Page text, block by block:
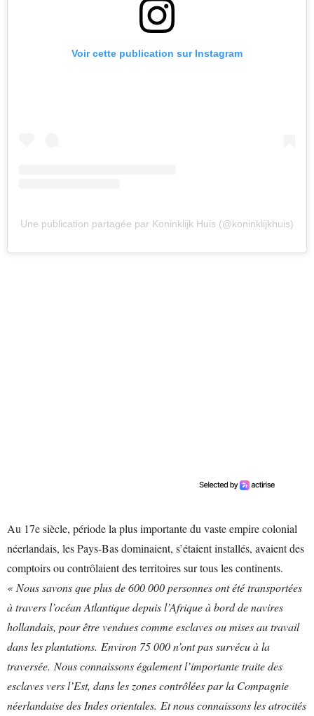
Voir cette publication sur Instagram
Une publication partagée par Koninklijk Huis (@koninklijkhuis)
Au 17e siècle, période la plus importante du vaste empire colonial
néerlandais, les Pays-Bas dominaient, s’étaient installés, avaient des
comptoirs ou contrôlaient des territoires sur tous les continents.
« Nous savons que plus de 600 000 personnes ont été transportées
à travers l’océan Atlantique depuis l’Afrique à bord de navires
hollandais, pour être vendues comme esclaves ou mises au travail
dans les plantations. Environ 75 000 n’ont pas survécu à la
traversée. Nous connaissons également l’importante traite des
esclaves vers l’Est, dans les zones contrôlées par la Compagnie
néerlandaise des Indes orientales. Et nous connaissons les atrocités